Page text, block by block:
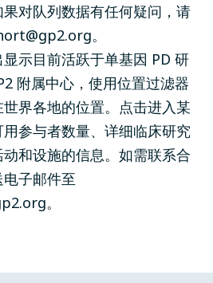
对队列数据有任何疑问，请
。
显示目前活跃于单基因 PD 研
附属中心，使用位置过滤器
界各地的位置。点击进入某
参与者数量、详细临床研究
和设施的信息。如需联系合
子邮件至
。